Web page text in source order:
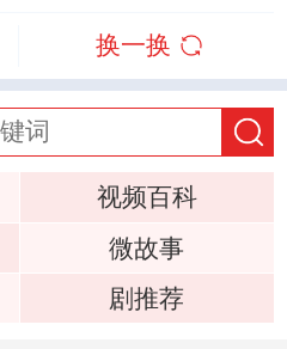
换一换
视频百科
微故事
剧推荐